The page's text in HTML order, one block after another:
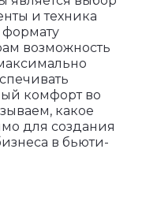
и техника
формату
возможность
комфорт во
какое
для создания
в бьюти-